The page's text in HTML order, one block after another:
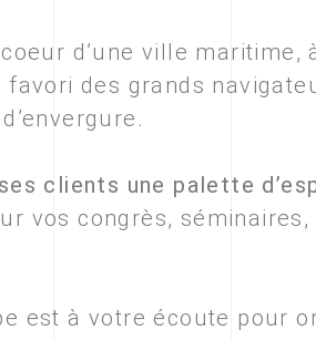
d’une ville maritime,
des grands
clients une palette
vos congrès,
est à votre écoute pour